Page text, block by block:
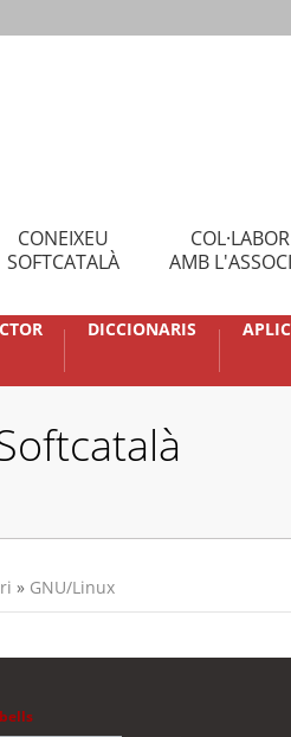
CONEIXEU
SOFTCATALÀ
AMB
DICCIONARIS
» GNU/Linux